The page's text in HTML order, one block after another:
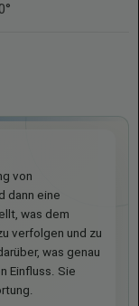
von
dann eine
was dem
verfolgen und zu
was genau
Einfluss. Sie